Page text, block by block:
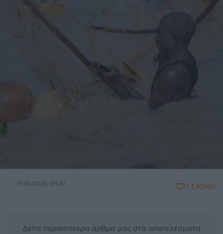
11.05.2026, 05:31 1 ΣΧΟΛΙΟ
Δείτε περισσότερα άρθρα μας στα αποτελέσματα